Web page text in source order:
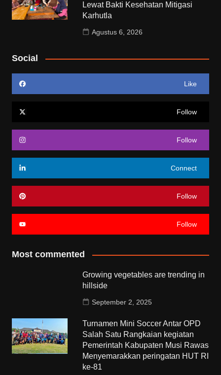
Lewat Bakti Kesehatan Mitigasi
Karhutla
Agustus 6, 2026
Social
Like
Follow
Follow
Connect
Follow
Follow
Most commented
Growing vegetables are trending in
hillside
September 2, 2025
Turnamen Mini Soccer Antar OPD
Salah Satu Rangkaian kegiatan
Pemerintah Kabupaten Musi Rawas
Menyemarakkan peringatan HUT RI
ke-81